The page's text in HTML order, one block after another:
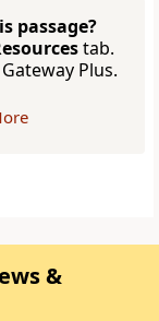
passage?
tab.
Plus.
&